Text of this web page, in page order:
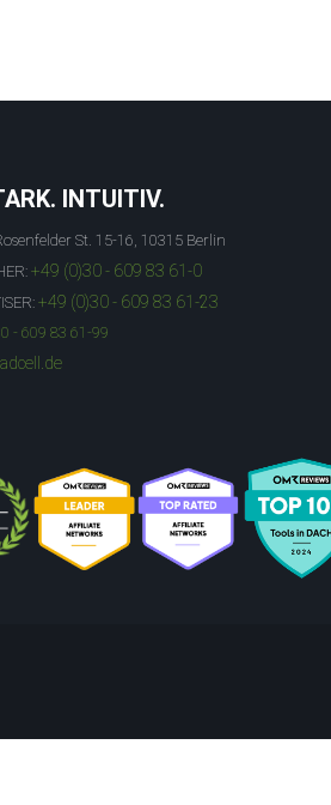
INTUITIV.
St. 15-16, 10315 Berlin
+49 (0)30 - 609 83 61-0
+49 (0)30 - 609 83 61-23
- 609 83 61-99